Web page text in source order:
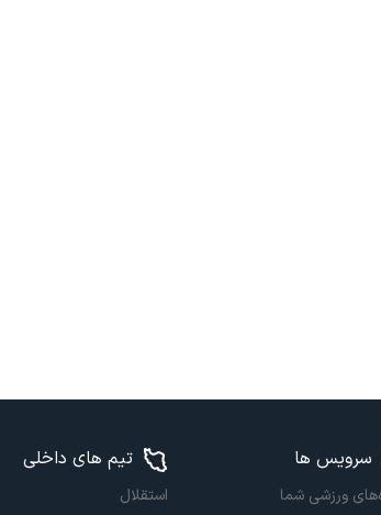
سرویس ها
ورزشی شما
تیم های داخلی
استقلال